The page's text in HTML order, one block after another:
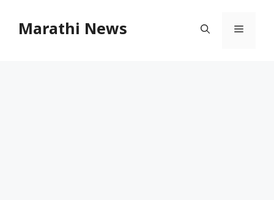
Marathi News Menu